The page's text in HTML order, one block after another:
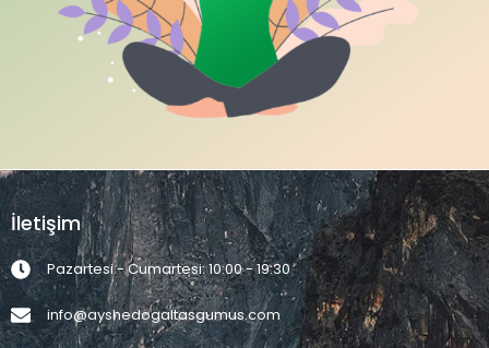
İletişim
Pazartesi - Cumartesi: 10:00 - 19:30
info@ayshedogaltasgumus.com